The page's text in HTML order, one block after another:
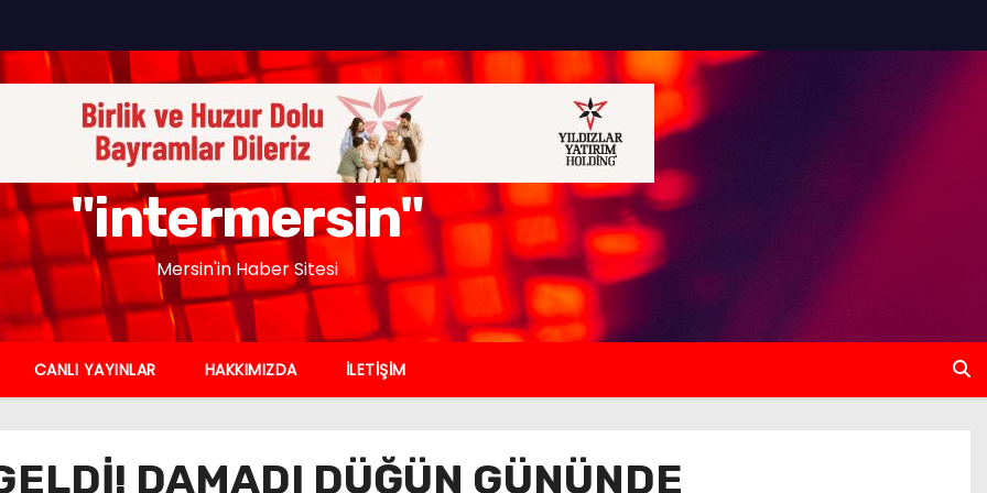
"intermersin"
Mersin'in Haber Sitesi
CANLI YAYINLAR HAKKIMIZDA İLETİŞİM
DAMADI DÜĞÜN GÜNÜNDE